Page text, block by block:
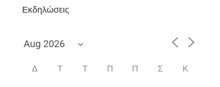
Εκδηλώσεις
Δ Τ Τ Π Π Σ Κ